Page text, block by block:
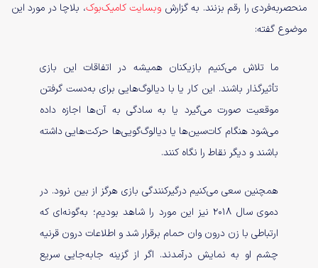
منحصربه‌فردی را رقم بزنند. به گزارش وبسایت کامیک‌بوک، بلاچا در مورد این
موضوع گفته:
ما تلاش می‌کنیم بازیکنان همیشه در اتفاقات این بازی
تأثیرگذار باشند. این کار یا با دیالوگ‌هایی برای به‌دست گرفتن
موقعیت صورت می‌گیرد یا به سادگی به آن‌ها اجازه داده
می‌شود هنگام کات‌سین‌ها یا دیالوگ‌گویی‌ها حرکت‌هایی داشته
باشند و دیگر نقاط را نگاه کنند.
همچنین سعی‌ می‌کنیم درگیرکنندگی بازی هرگز از بین نرود. در
دموی سال ۲۰۱۸ نیز این مورد را شاهد بودیم؛ به‌گونه‌ای که
ارتباطی با زن درون وان حمام برقرار شد و اطلاعات درون قرنیه
چشم او به نمایش درآمدند. اگر از گزینه جابه‌جایی سریع